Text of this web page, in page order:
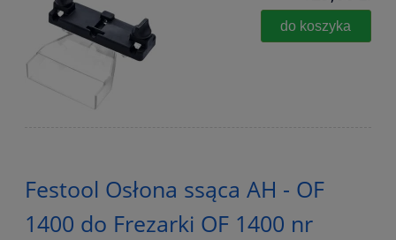
do koszyka
Festool Osłona ssąca AH - OF
1400 do Frezarki OF 1400 nr